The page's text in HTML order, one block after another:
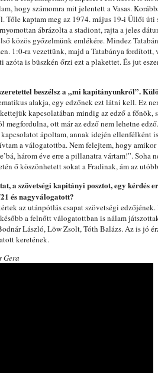
hogy számomra mit jelentett a Vasas.
Tőle kaptam meg az 1974. május 19-i Üllői úti
ábrázolta a stadiont, rajta a jeles
közös győzelmünk emlékére. Mindez
1:0-ra vezettünk, majd a Tatabánya
azóta is büszkén őrzi ezt a plakettet. És jut
beszélsz a „mi kapitányunkról”.
alakja, egy edzőnek ezt látni kell. Ez
kapcsolatában mindig az edző a főnök,
megfordulna, ott már az edző nem lehetne
ápoltam, annak idején ellenfélként
a válogatottba. Nem felejtem, hogy
három éve erre a pillanatra vártam!”. Soha
ő köszönhetett sokat a Fradinak, ám az
a szövetségi kapitányi posztot, egy kérdés
és nagyválogatott?
az utánpótlás csapat szövetségi
a felnőtt válogatottban is nálam
László, Löw Zsolt, Tóth Balázs. Az is jó
keretének.
Gera